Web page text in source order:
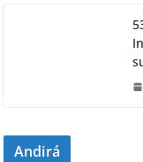
Andirá